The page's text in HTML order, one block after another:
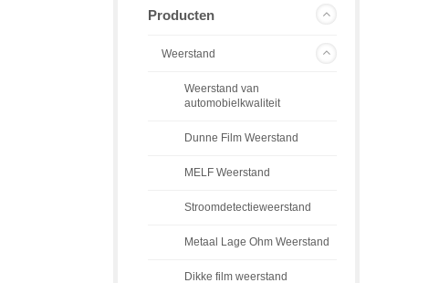
Producten
Weerstand
Weerstand van
automobielkwaliteit
Dunne Film Weerstand
MELF Weerstand
Stroomdetectieweerstand
Metaal Lage Ohm Weerstand
Dikke film weerstand